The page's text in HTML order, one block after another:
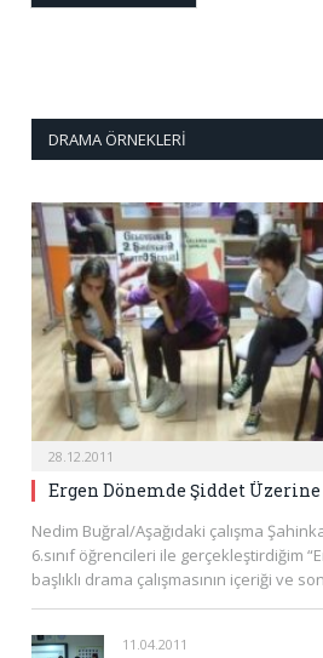
DRAMA ÖRNEKLERI
28.12.2011
Ergen Dönemde Şiddet
Nedim Buğral/Aşağıdaki çalışma
6.sınıf öğrencileri ile gerçekleştirdiğim
başlıklı drama çalışmasının içeriği ve
11.04.2011